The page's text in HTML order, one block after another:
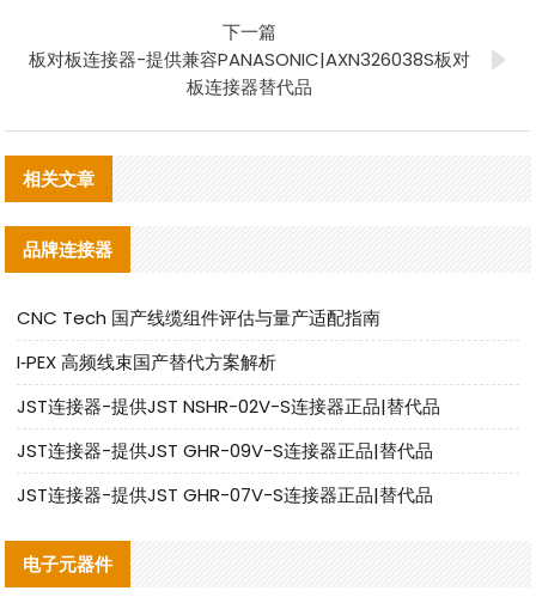
下一篇
板对板连接器-提供兼容PANASONIC|AXN326038S板对
板连接器替代品
相关文章
品牌连接器
CNC Tech 国产线缆组件评估与量产适配指南
I‑PEX 高频线束国产替代方案解析
JST连接器-提供JST NSHR-02V-S连接器正品|替代品
JST连接器-提供JST GHR-09V-S连接器正品|替代品
JST连接器-提供JST GHR-07V-S连接器正品|替代品
电子元器件